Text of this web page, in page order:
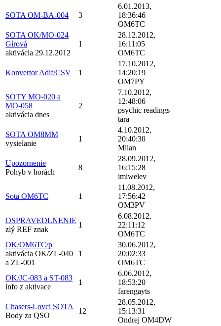
SOTA OM-BA-004 3
6.01.2013,
18:36:46
OM6TC
SOTA OK/MO-024
Gírová
aktivácia 29.12.2012
1
28.12.2012,
16:11:05
OM6TC
Konvertor Adif/CSV 1
17.10.2012,
14:20:19
OM7PY
SOTY MO-020 a
MO-058
aktivácia dnes
2
7.10.2012,
12:48:06
psychic readings
tara
SOTA OM8MM
vysielanie
1
4.10.2012,
20:40:30
Milan
Upozornenie
Pohyb v horách
8
28.09.2012,
16:15:28
imiwelev
Sota OM6TC 1
11.08.2012,
17:56:42
OM3PV
OSPRAVEDLNENIE
zlý REF znak
1
6.08.2012,
22:11:12
OM6TC
OK/OM6TC/p
aktivácia OK/ZL-040
a ZL-001
1
30.06.2012,
20:02:33
OM6TC
OK/JC-083 a ST-083
info z aktivace
1
6.06.2012,
18:53:20
farengayts
Chasers-Lovci SOTA
Body za QSO
12
28.05.2012,
15:13:31
Ondrej OM4DW